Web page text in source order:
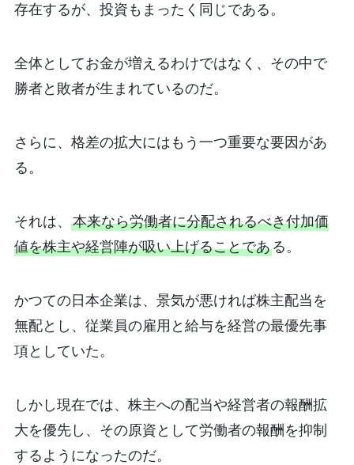
存在するが、投資もまったく同じである。
全体としてお金が増えるわけではなく、その中で
勝者と敗者が生まれているのだ。
さらに、格差の拡大にはもう一つ重要な要因があ
る。
それは、 本来なら労働者に分配されるべき付加価
値を株主や経営陣が吸い上げることである。
かつての日本企業は、景気が悪ければ株主配当を
無配とし、従業員の雇用と給与を経営の最優先事
項としていた。
しかし現在では、株主への配当や経営者の報酬拡
大を優先し、その原資として労働者の報酬を抑制
するようになったのだ。